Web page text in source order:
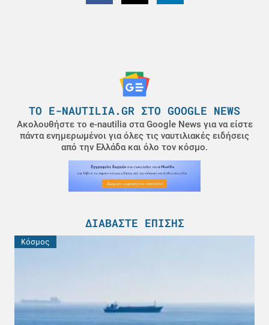
ΤΟ E-NAUTILIA.GR ΣΤΟ GOOGLE NEWS
Ακολουθήστε το e-nautilia στα Google News για να είστε
πάντα ενημερωμένοι για όλες τις ναυτιλιακές ειδήσεις
από την Ελλάδα και όλο τον κόσμο.
ΔΙΑΒΆΣΤΕ ΕΠΊΣΗΣ
Κόσμος